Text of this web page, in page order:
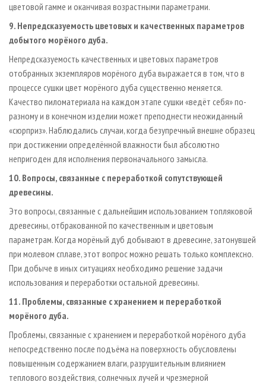
цветовой гамме и оканчивая возрастными параметрами.
9. Непредсказуемость цветовых и качественных параметров
добытого морёного дуба.
Непредсказуемость качественных и цветовых параметров
отобранных экземпляров морёного дуба выражается в том, что в
процессе сушки цвет морёного дуба существенно меняется.
Качество пиломатериала на каждом этапе сушки «ведёт себя» по-
разному и в конечном изделии может преподнести неожиданный
«сюрприз». Наблюдались случаи, когда безупречный внешне образец
при достижении определённой влажности был абсолютно
непригоден для исполнения первоначального замысла.
10. Вопросы, связанные с переработкой сопутствующей
древесины.
Это вопросы, связанные с дальнейшим использованием топляковой
древесины, отбракованной по качественным и цветовым
параметрам. Когда морёный дуб добывают в древесине, затонувшей
при молевом сплаве, этот вопрос можно решать только комплексно.
При добыче в иных ситуациях необходимо решение задачи
использования и переработки остальной древесины.
11. Проблемы, связанные с хранением и переработкой
морёного дуба.
Проблемы, связанные с хранением и переработкой морёного дуба
непосредственно после подъёма на поверхность обусловлены
повышенным содержанием влаги, разрушительным влиянием
теплового воздействия, солнечных лучей и чрезмерной